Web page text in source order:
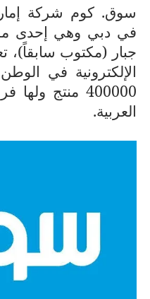
سوق. كوم شركة
في دبي وهي إحدى
جبار (مكتوب سابقاً)،
الإلكترونية في
400000 منتج
العربية.